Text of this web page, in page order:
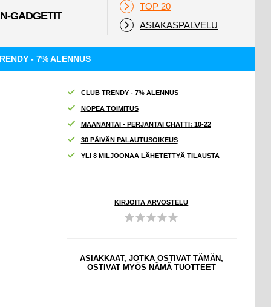
TOP 20
ASIAKASPALVELU
- 7% ALENNUS
CLUB TRENDY - 7% ALENNUS
NOPEA TOIMITUS
MAANANTAI - PERJANTAI CHATTI: 10-22
30 PÄIVÄN PALAUTUSOIKEUS
YLI 8 MILJOONAA LÄHETETTYÄ TILAUSTA
KIRJOITA ARVOSTELU
ASIAKKAAT, JOTKA OSTIVAT TÄMÄN,
OSTIVAT MYÖS NÄMÄ TUOTTEET